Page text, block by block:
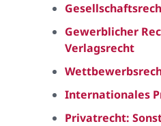
Gewerblicher
Verlagsrecht
Internationales
Privatrecht: